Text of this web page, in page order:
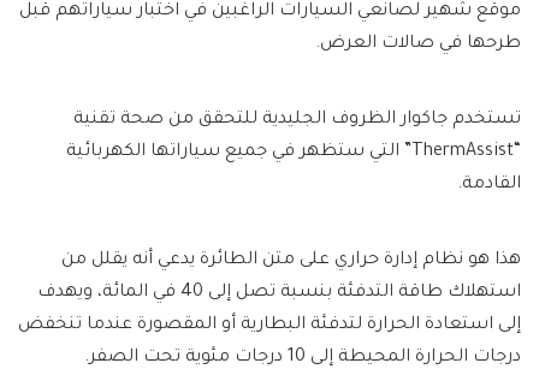
موقع شهير لصانعي السيارات الراغبين في اختبار سياراتهم قبل
طرحها في صالات العرض.
تستخدم جاكوار الظروف الجليدية للتحقق من صحة تقنية
“ThermAssist” التي ستظهر في جميع سياراتها الكهربائية
القادمة.
هذا هو نظام إدارة حراري على متن الطائرة يدعي أنه يقلل من
استهلاك طاقة التدفئة بنسبة تصل إلى 40 في المائة، ويهدف
إلى استعادة الحرارة لتدفئة البطارية أو المقصورة عندما تنخفض
درجات الحرارة المحيطة إلى 10 درجات مئوية تحت الصفر.